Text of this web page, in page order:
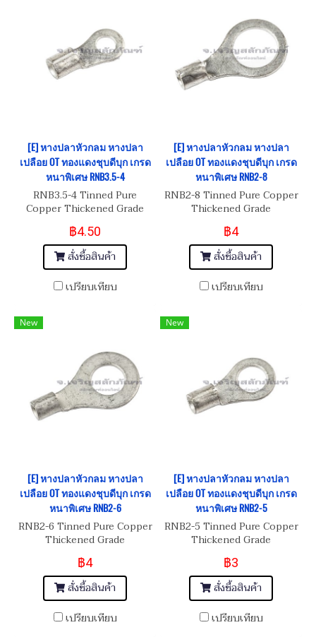
[E] หางปลาหัวกลม หางปลา
เปลือย OT ทองแดงชุบดีบุก เกรด
หนาพิเศษ RNB3.5-4
RNB3.5-4 Tinned Pure
Copper Thickened Grade
฿4.50
สั่งซื้อสินค้า
เปรียบเทียบ
[E] หางปลาหัวกลม หางปลา
เปลือย OT ทองแดงชุบดีบุก เกรด
หนาพิเศษ RNB2-8
RNB2-8 Tinned Pure Copper
Thickened Grade
฿4
สั่งซื้อสินค้า
เปรียบเทียบ
New
[E] หางปลาหัวกลม หางปลา
เปลือย OT ทองแดงชุบดีบุก เกรด
หนาพิเศษ RNB2-6
RNB2-6 Tinned Pure Copper
Thickened Grade
฿4
สั่งซื้อสินค้า
เปรียบเทียบ
New
[E] หางปลาหัวกลม หางปลา
เปลือย OT ทองแดงชุบดีบุก เกรด
หนาพิเศษ RNB2-5
RNB2-5 Tinned Pure Copper
Thickened Grade
฿3
สั่งซื้อสินค้า
เปรียบเทียบ